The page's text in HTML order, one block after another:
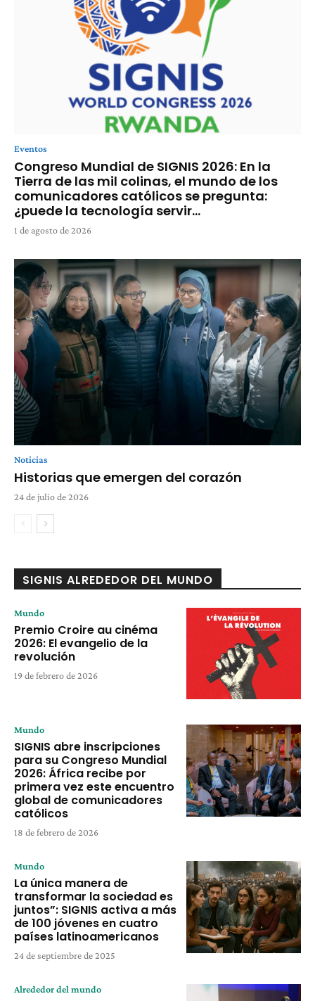
Eventos
Congreso Mundial de SIGNIS 2026: En la
Tierra de las mil colinas, el mundo de los
comunicadores católicos se pregunta:
¿puede la tecnología servir...
1 de agosto de 2026
Noticias
Historias que emergen del corazón
24 de julio de 2026
SIGNIS ALREDEDOR DEL MUNDO
Mundo
Premio Croire au cinéma
2026: El evangelio de la
revolución
19 de febrero de 2026
Mundo
SIGNIS abre inscripciones
para su Congreso Mundial
2026: África recibe por
primera vez este encuentro
global de comunicadores
católicos
18 de febrero de 2026
Mundo
La única manera de
transformar la sociedad es
juntos”: SIGNIS activa a más
de 100 jóvenes en cuatro
países latinoamericanos
24 de septiembre de 2025
Alrededor del mundo